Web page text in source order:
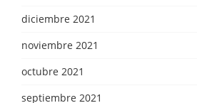
diciembre 2021
noviembre 2021
octubre 2021
septiembre 2021